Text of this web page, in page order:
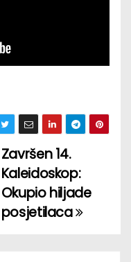
Završen 14.
Kaleidoskop:
Okupio hiljade
posjetilaca